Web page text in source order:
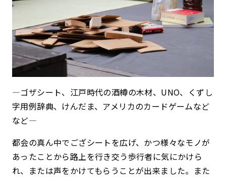
—ゴザシート、江戸時代の酒樽の木材、UNO、くずし
字用例辞典、けんだま、アメリカのカードゲームなど
など—
都会の真ん中でござシートを広げ、かつ様々なモノが
あったことから路上を行き交う歩行者に気にかけら
れ、または声をかけてもらうことが出来ました。 また